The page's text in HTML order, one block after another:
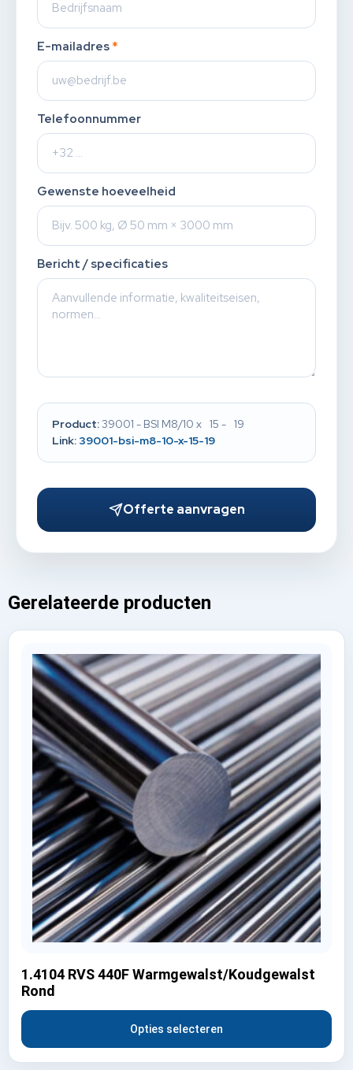
E-mailadres *
Telefoonnummer
Gewenste hoeveelheid
Bericht / specificaties
Product:39001 - BSI M8/10 x 15 - 19
Link: 39001-bsi-m8-10-x-15-19
Offerte aanvragen
Gerelateerde producten
1.4104 RVS 440F Warmgewalst/Koudgewalst
Rond
Opties selecteren